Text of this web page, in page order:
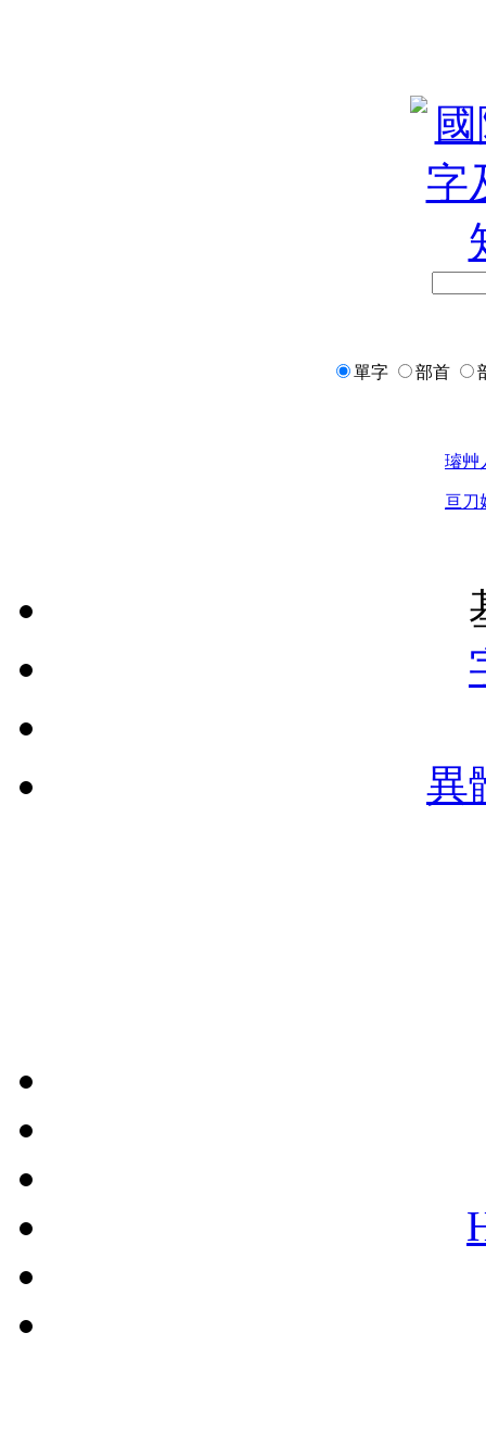
單字 部首
璿艸
亘刀
異